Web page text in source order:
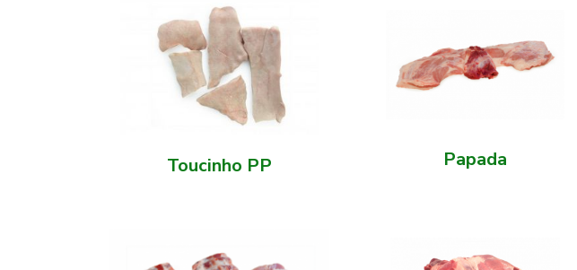
Toucinho PP Papada